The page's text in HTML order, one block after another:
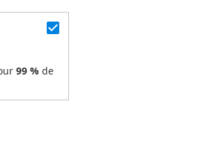
check_box
99 %de